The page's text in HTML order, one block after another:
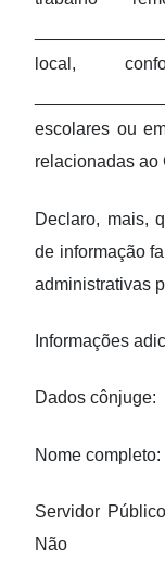
local,
escolares ou
relacionadas ao
Declaro, mais,
de informação
administrativas
Informações
Dados cônjuge:
Nome completo:
Servidor
Não